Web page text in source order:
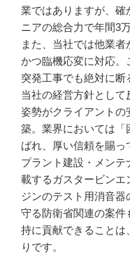
業ではありますが、確
ニアの総合力で年間3
また、当社では他業
かつ臨機応変に対応。
突発工事でも絶対に断
当社の経営方針として
姿勢がクライアント
築。業界においては
ばれ、厚い信頼を賜っ
プラント建設・メン
載するガスタービンエ
ジンのテスト用消音
守る防衛省関連の案
持に貢献できることは
りです。